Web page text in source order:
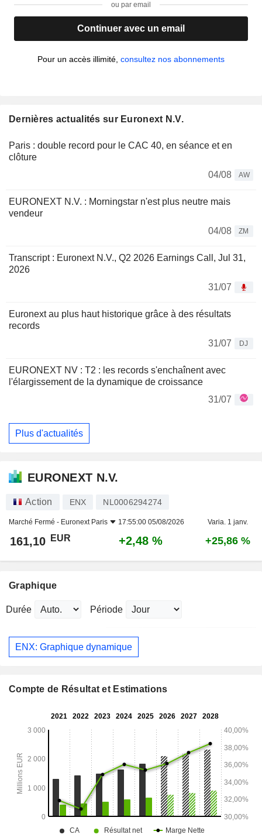
ou par email
Continuer avec un email
Pour un accès illimité, consultez nos abonnements
Dernières actualités sur Euronext N.V.
Paris : double record pour le CAC 40, en séance et en
clôture
04/08
AW
EURONEXT N.V. : Morningstar n'est plus neutre mais
vendeur
04/08
ZM
Transcript : Euronext N.V., Q2 2026 Earnings Call, Jul 31,
2026
31/07
Euronext au plus haut historique grâce à des résultats
records
31/07
DJ
EURONEXT NV : T2 : les records s'enchaînent avec
l'élargissement de la dynamique de croissance
31/07
Plus d'actualités
EURONEXT N.V.
Action ENX NL0006294274
Marché Fermé - Euronext Paris 17:55:00 05/08/2026 Varia. 1 janv.
161,10 EUR +2,48 % +25,86 %
Graphique
Durée Période
ENX: Graphique dynamique
Compte de Résultat et Estimations